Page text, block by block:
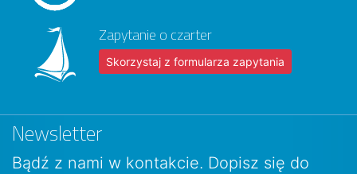
Zapytanie o czarter
Skorzystaj z formularza zapytania
Newsletter
Bądź z nami w kontakcie. Dopisz się do